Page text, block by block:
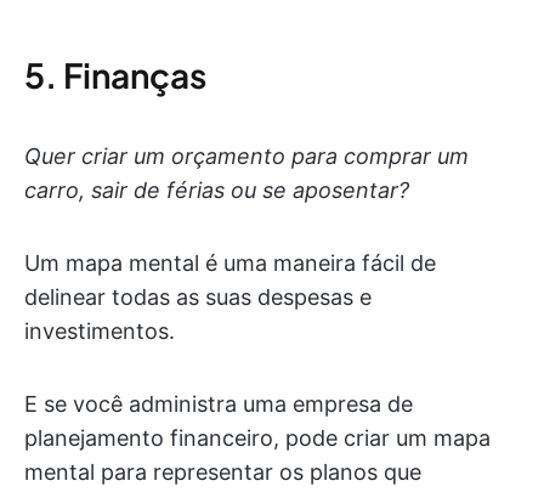
5. Finanças
Quer criar um orçamento para comprar um
carro, sair de férias ou se aposentar?
Um mapa mental é uma maneira fácil de
delinear todas as suas despesas e
investimentos.
E se você administra uma empresa de
planejamento financeiro, pode criar um mapa
mental para representar os planos que